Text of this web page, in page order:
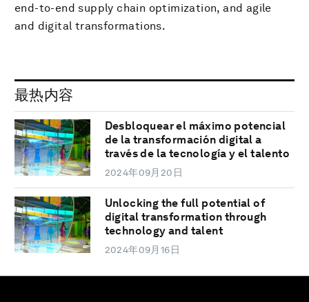
end-to-end supply chain optimization, and agile
and digital transformations.
最热内容
Desbloquear el máximo potencial
de la transformación digital a
través de la tecnología y el talento
2024年09月20日
Unlocking the full potential of
digital transformation through
technology and talent
2024年09月16日